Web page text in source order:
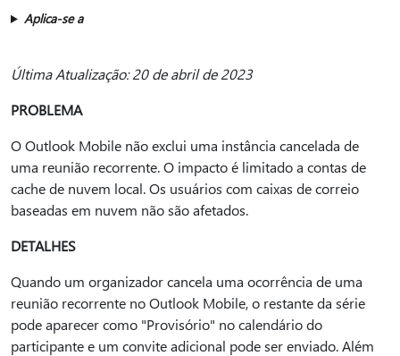
Aplica-se a
Última Atualização: 20 de abril de 2023
PROBLEMA
O Outlook Mobile não exclui uma instância cancelada de
uma reunião recorrente. O impacto é limitado a contas de
cache de nuvem local. Os usuários com caixas de correio
baseadas em nuvem não são afetados.
DETALHES
Quando um organizador cancela uma ocorrência de uma
reunião recorrente no Outlook Mobile, o restante da série
pode aparecer como "Provisório" no calendário do
participante e um convite adicional pode ser enviado. Além